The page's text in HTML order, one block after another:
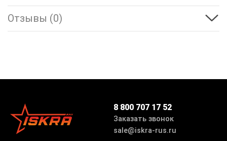
Отзывы (0)
8 800 707 17 52
Заказать звонок
sale@iskra-rus.ru